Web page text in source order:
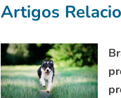
Artigos